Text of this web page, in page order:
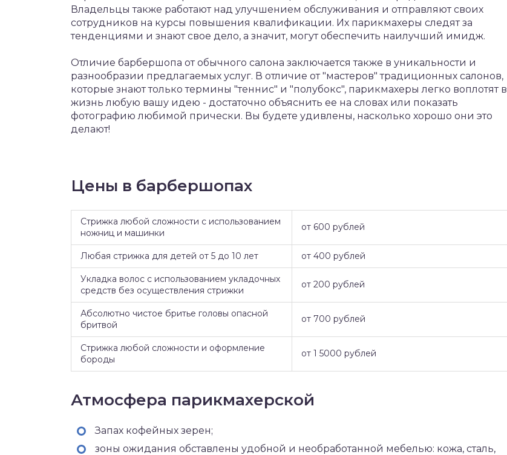
Владельцы также работают над улучшением обслуживания и отправляют своих
сотрудников на курсы повышения квалификации. Их парикмахеры следят за
тенденциями и знают свое дело, а значит, могут обеспечить наилучший имидж.
Отличие барбершопа от обычного салона заключается также в уникальности и
разнообразии предлагаемых услуг. В отличие от "мастеров" традиционных салонов,
которые знают только термины "теннис" и "полубокс", парикмахеры легко воплотят в
жизнь любую вашу идею - достаточно объяснить ее на словах или показать
фотографию любимой прически. Вы будете удивлены, насколько хорошо они это
делают!
Цены в барбершопах
Стрижка любой сложности с использованием
ножниц и машинки
от 600 рублей
Любая стрижка для детей от 5 до 10 лет от 400 рублей
Укладка волос с использованием укладочных
средств без осуществления стрижки
от 200 рублей
Абсолютно чистое бритье головы опасной
бритвой
от 700 рублей
Стрижка любой сложности и оформление
бороды
от 1 5000 рублей
Атмосфера парикмахерской
Запах кофейных зерен;
зоны ожидания обставлены удобной и необработанной мебелью: кожа, сталь,